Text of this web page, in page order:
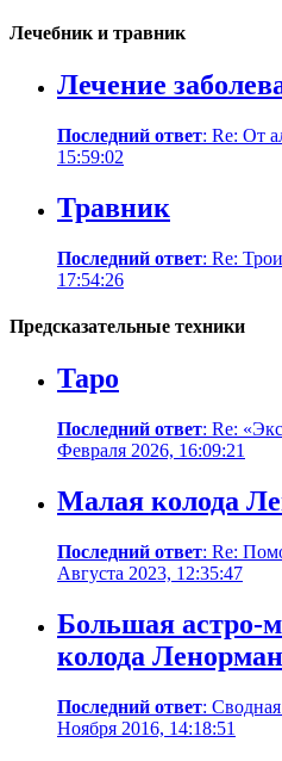
Лечебник и травник
Лечение
Последний ответ: Re: От
15:59:02
Травник
Последний ответ: Re:
17:54:26
Предсказательные техники
Таро
Последний ответ: Re:
Февраля 2026, 16:09:21
Малая колода
Последний ответ: Re:
Августа 2023, 12:35:47
Большая астро-
колода Ленорман
Последний ответ:
Ноября 2016, 14:18:51